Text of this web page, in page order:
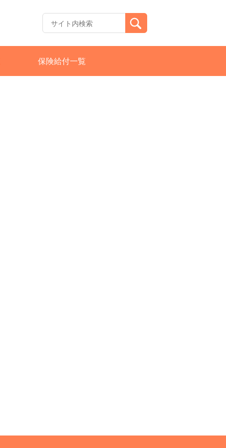
保険給付一覧